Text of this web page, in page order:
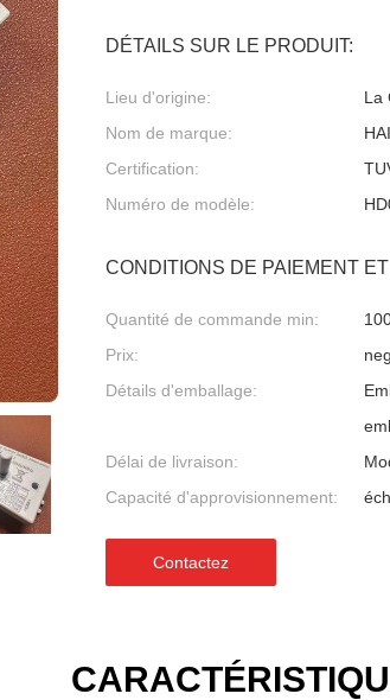
DÉTAILS SUR LE PRODUIT:
Lieu d'origine:
La
Nom de marque:
Certification:
Numéro de modèle:
CONDITIONS DE PAIEMENT
Quantité de commande min:
Prix:
Détails d'emballage:
Délai de livraison:
Capacité d'approvisionnement:
Contactez